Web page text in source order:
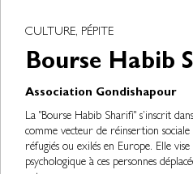
CULTURE, PÉPITE
Bourse Habib
Association Gondishapour
La "Bourse Habib Sharifi" s’inscrit
comme vecteur de réinsertion
réfugiés ou exilés en Europe. Elle
psychologique à ces personnes